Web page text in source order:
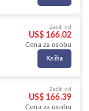
Začít od
US$ 166.02
Cena za osobu
Kniha
Začít od
US$ 166.39
Cena za osobu